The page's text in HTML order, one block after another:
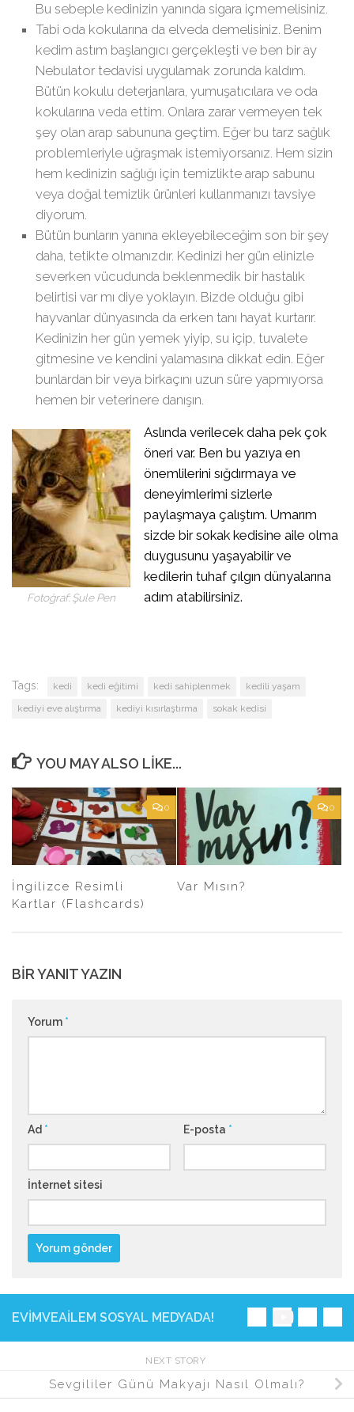
Bu sebeple kedinizin yanında sigara içmemelisiniz.
Tabi oda kokularına da elveda demelisiniz. Benim
kedim astım başlangıcı gerçekleşti ve ben bir ay
Nebulator tedavisi uygulamak zorunda kaldım.
Bütün kokulu deterjanlara, yumuşatıcılara ve oda
kokularına veda ettim. Onlara zarar vermeyen tek
şey olan arap sabununa geçtim. Eğer bu tarz sağlık
problemleriyle uğraşmak istemiyorsanız. Hem sizin
hem kedinizin sağlığı için temizlikte arap sabunu
veya doğal temizlik ürünleri kullanmanızı tavsiye
diyorum.
Bütün bunların yanına ekleyebileceğim son bir şey
daha, tetikte olmanızdır. Kedinizi her gün elinizle
severken vücudunda beklenmedik bir hastalık
belirtisi var mı diye yoklayın. Bizde olduğu gibi
hayvanlar dünyasında da erken tanı hayat kurtarır.
Kedinizin her gün yemek yiyip, su içip, tuvalete
gitmesine ve kendini yalamasına dikkat edin. Eğer
bunlardan bir veya birkaçını uzun süre yapmıyorsa
hemen bir veterinere danışın.
Fotoğraf: Şule Pen
Aslında verilecek daha pek çok
öneri var. Ben bu yazıya en
önemlilerini sığdırmaya ve
deneyimlerimi sizlerle
paylaşmaya çalıştım. Umarım
sizde bir sokak kedisine aile olma
duygusunu yaşayabilir ve
kedilerin tuhaf çılgın dünyalarına
adım atabilirsiniz.
Tags: kedi kedi eğitimi kedi sahiplenmek
kedili yaşam
kediyi eve alıştırma
kediyi kısırlaştırma sokak kedisi
YOU MAY ALSO LIKE...
0
İngilizce Resimli
Kartlar (Flashcards)
0
Var Mısın?
BIR YANIT YAZIN
Yorum *
Ad * E-posta *
İnternet sitesi
EVIMVEAILEM SOSYAL MEDYADA!
NEXT STORY
Sevgililer Günü Makyajı Nasıl Olmalı?